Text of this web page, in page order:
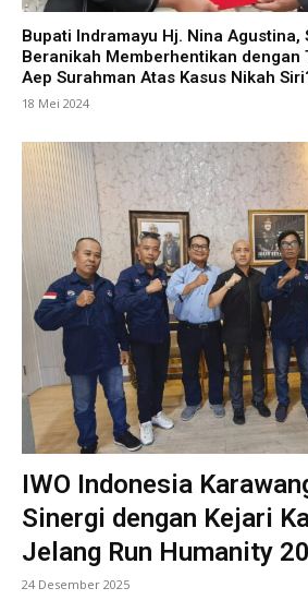
Bupati Indramayu Hj. Nina Agustina,
Beranikah Memberhentikan dengan
Aep Surahman Atas Kasus Nikah
18 Mei 2024
IWO Indonesia
Sinergi dengan Kejari
Jelang Run Humanity
24 Desember 2025